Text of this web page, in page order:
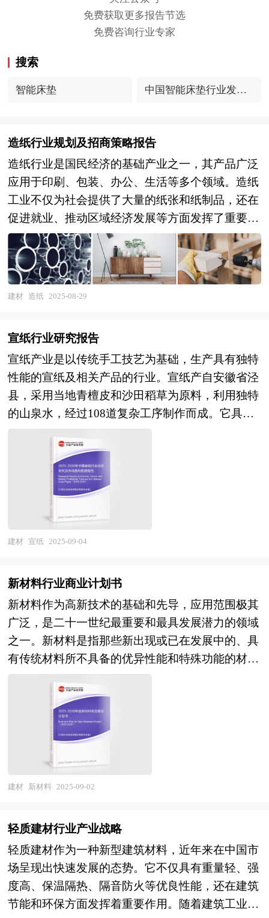
免费获取更多报告节选
免费咨询行业专家
搜索
智能床垫 中国智能床垫行业发展
造纸行业规划及招商策略报告
造纸行业是国民经济的基础产业之一，其产品广泛
应用于印刷、包装、办公、生活等多个领域。造纸
工业不仅为社会提供了大量的纸张和纸制品，还在
促进就业、推动区域经济发展等方面发挥了重要作
用。近年来，随着环保政策的日益严格和市场需求
的不断变化，造纸行业正经历着深刻的变革。 目
前，中国造纸行业正处于转型升级的关键时期。一
方面，行业在规模和技术水平上取得了显著进步，
业加大在污染治理和资源循环利用方面的投入。同
时，市场竞争的加剧也推动了行业的整合与优化，
一些小型、高污染的造纸企业逐渐被淘汰，而大型
企业则通过兼并重组等方式扩大规模，提升市场竞
争力。随着环保技术的不断进步和资源管理的优
化，造纸企业将能够更有效地减少对环境的影响。
智能化生产将成为行业发展的新趋势，通过引入先
进的自动化设备和信息技术，企业能够提高生产效
率、降低成本，并实现精准的市场预测和产品定
制。此外，消费者对环保和可持续产品的偏好将推
动造纸行业向绿色化方向发展，促使企业开发更多
可回收、可降解的纸张产品。在市场需求和政策导
质量发展，为社会提供更加绿色、环保的产品和服
务。 “产业园区”是执行城市产业职能的重要空间形
态，园区在改善区域投资环境、引进外资、促进产
业结构调整和发展经济等方面发挥积极的辐射、示
范和带动作用，成为城市经济腾飞的助推器。产业
聚集形式，担负着聚集创新资源、培育新兴产业、
推动城市化建设等一系列的重要使命。园区的具体
形式多种多样，主要包括高新区、开发区、科技
园、工业区、产业基地、特色产业园等以及近来各
地陆续提出的产业新城、科技新城等。 产业园区
作为产业集群的要载体和组成部分，现在园区经济
通过共享资源的、克服外部负效应，带动关联产业
的发展，从而有效地推动产业集群的形成。产业园
区所具有的性质和特征决定了产业集群最终方向，
形成产业园区和产业集群的良性互动，是区域经济
增长的重要途径。在产业集群的指导下，推进产业
建材 造纸 2025-08-29
宣纸行业研究报告
宣纸产业是以传统手工技艺为基础，生产具有独特
性能的宣纸及相关产品的行业。宣纸产自安徽省泾
县，采用当地青檀皮和沙田稻草为原料，利用独特
的山泉水，经过108道复杂工序制作而成。它具有
点，被誉为“千年寿纸”，是书画艺术的重要载体，
也是中国传统工艺的杰出代表。 宣纸产业不仅是
传统文化的重要组成部分，还具有多方面的重要意
义。首先，它是文化传承的关键载体，宣纸的传统
制作技艺被列入联合国教科文组织人类非物质文化
遗产代表作名录，承载着深厚的历史文化底蕴，是
著的经济价值，其市场需求庞大，产品畅销国内
创意产品等。此外，宣纸产业的发展还带动了乡村
振兴，通过电商赋能，促进了当地经济发展。最
后，宣纸作为中国文化的重要名片，在国际文化交
流中发挥着重要作用。 本研究咨询报告由中研普
华咨询公司领衔撰写，在大量周密的市场调研基础
上，主要依据了国家统计局、国家商务部、国家发
改委、国家经济信息中心、国务院发展研究中心、
国家海关总署、全国商业信息中心、中国经济景气
监测中心、中国行业研究网、国内外相关报刊杂志
的基础信息以及宣纸专业研究单位等公布和提供的
大量资料。对我国宣纸的行业现状、市场各类经营
内容进行详细的阐述和深入的分析，着重对宣纸业
务的发展进行详尽深入的分析，并根据宣纸行业的
政策经济发展环境对宣纸行业潜在的风险和防范建
议进行分析。最后提出研究者对宣纸行业的研究观
点，以供投资决策者参考。
建材 宣纸 2025-09-04
新材料行业商业计划书
新材料作为高新技术的基础和先导，应用范围极其
广泛，是二十一世纪最重要和最具发展潜力的领域
之一。新材料是指那些新出现或已在发展中的、具
有传统材料所不具备的优异性能和特殊功能的材
材料、先进复合材料等多个领域，是推动现代科技
和工业进步的关键因素。 目前，中国新材料行业
呈现出多元化和高端化的发展态势。一方面，随着
科技的不断进步，新材料在电子信息、新能源、生
物医用等领域的应用不断拓展，推动了相关产业的
快速发展。例如，第三代半导体材料如氮化镓
高频化转变。另一方面，新材料行业在政策支持
形成了多个具有特色的产业集群。未来，新材料行
业将朝着智能化、绿色化、高性能化和多功能化方
向发展。随着人工智能、大数据、云计算等前沿技
术的不断融合，新材料将更加智能化，能够满足更
建材 新材料 2025-09-02
轻质建材行业产业战略
轻质建材作为一种新型建筑材料，近年来在中国市
场呈现出快速发展的态势。它不仅具有重量轻、强
度高、保温隔热、隔音防火等优良性能，还在建筑
节能和环保方面发挥着重要作用。随着建筑工业化